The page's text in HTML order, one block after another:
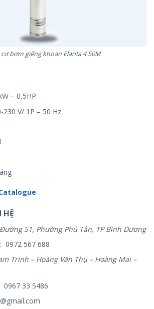
bơm giếng khoan Elanta 4 50M
– 0,5HP
230 V/ 1P – 50 Hz
HỆ
51, Phường Phú Tân, TP Bình Dương
0972 567 688
Trinh – Hoàng Văn Thụ – Hoàng Mai –
0967 33 5486